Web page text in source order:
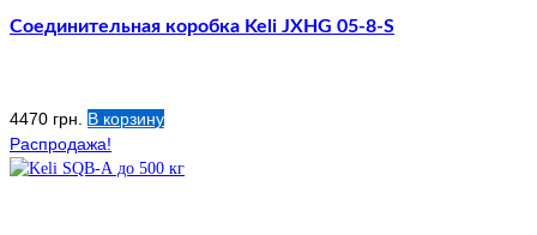
Соединительная коробка Keli JXHG 05-8-S
4470 грн.
В корзину
Распродажа!